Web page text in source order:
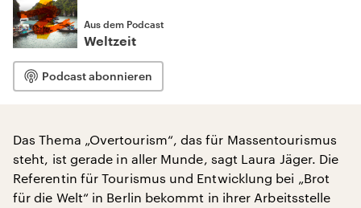
Aus dem Podcast
Weltzeit
Podcast abonnieren
Das Thema „Overtourism“, das für Massentourismus
steht, ist gerade in aller Munde, sagt Laura Jäger. Die
Referentin für Tourismus und Entwicklung bei „Brot
für die Welt“ in Berlin bekommt in ihrer Arbeitsstelle